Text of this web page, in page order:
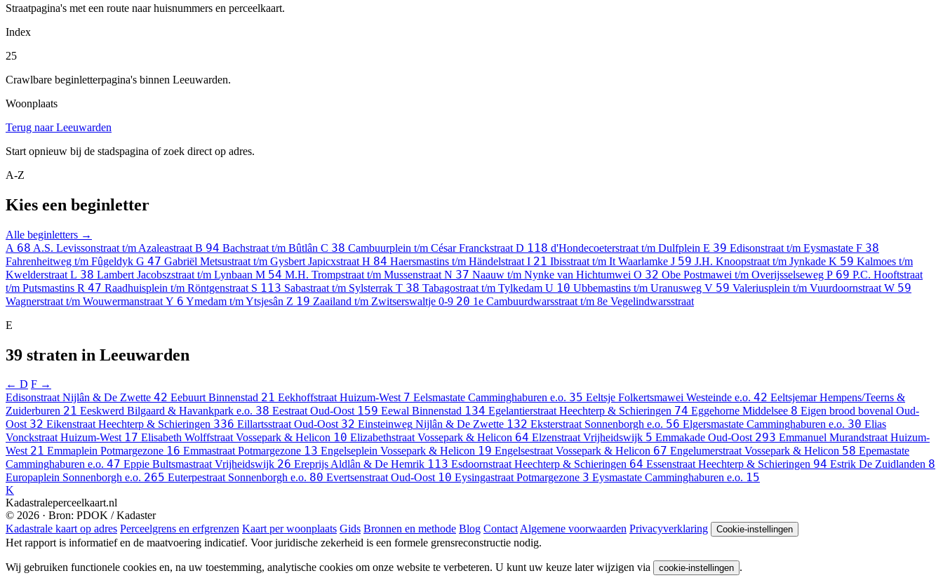
Straatpagina's met een route naar huisnummers en perceelkaart.
Index
25
Crawlbare beginletterpagina's binnen Leeuwarden.
Woonplaats
Terug naar Leeuwarden
Start opnieuw bij de stadspagina of zoek direct op adres.
A-Z
Kies een beginletter
Alle beginletters →
A 68 A.S. Levissonstraat t/m Azaleastraat B 94 Bachstraat t/m Bûtlân C 38 Cambuurplein t/m César Franckstraat D 118 d'Hondecoeterstraat t/m Dulfplein E 39 Edisonstraat t/m Eysmastate F 38
Fahrenheitweg t/m Fûgeldyk G 47 Gabriël Metsustraat t/m Gysbert Japicxstraat H 84 Haersmastins t/m Händelstraat I 21 Ibisstraat t/m It Waarlamke J 59 J.H. Knoopstraat t/m Jynkade K 59 Kalmoes t/m
Kwelderstraat L 38 Lambert Jacobszstraat t/m Lynbaan M 54 M.H. Trompstraat t/m Mussenstraat N 37 Naauw t/m Nynke van Hichtumwei O 32 Obe Postmawei t/m Overijsselseweg P 69 P.C. Hooftstraat
t/m Putsmastins R 47 Raadhuisplein t/m Röntgenstraat S 113 Sabastraat t/m Sylsterrak T 38 Tabagostraat t/m Tylkedam U 10 Ubbemastins t/m Uranusweg V 59 Valeriusplein t/m Vuurdoornstraat W 59
Wagnerstraat t/m Wouwermanstraat Y 6 Ymedam t/m Ytsjesân Z 19 Zaailand t/m Zwitserswaltje 0-9 20 1e Cambuurdwarsstraat t/m 8e Vegelindwarsstraat
E
39 straten in Leeuwarden
← D F →
Edisonstraat Nijlân & De Zwette 42 Eebuurt Binnenstad 21 Eekhoffstraat Huizum-West 7 Eelsmastate Camminghaburen e.o. 35 Eeltsje Folkertsmawei Westeinde e.o. 42 Eeltsjemar Hempens/Teerns &
Zuiderburen 21 Eeskwerd Bilgaard & Havankpark e.o. 38 Eestraat Oud-Oost 159 Eewal Binnenstad 134 Egelantierstraat Heechterp & Schieringen 74 Eggehorne Middelsee 8 Eigen brood bovenal Oud-
Oost 32 Eikenstraat Heechterp & Schieringen 336 Eillartsstraat Oud-Oost 32 Einsteinweg Nijlân & De Zwette 132 Eksterstraat Sonnenborgh e.o. 56 Elgersmastate Camminghaburen e.o. 30 Elias
Vonckstraat Huizum-West 17 Elisabeth Wolffstraat Vossepark & Helicon 10 Elizabethstraat Vossepark & Helicon 64 Elzenstraat Vrijheidswijk 5 Emmakade Oud-Oost 293 Emmanuel Murandstraat Huizum-
West 21 Emmaplein Potmargezone 16 Emmastraat Potmargezone 13 Engelseplein Vossepark & Helicon 19 Engelsestraat Vossepark & Helicon 67 Engelumerstraat Vossepark & Helicon 58 Epemastate
Camminghaburen e.o. 47 Eppie Bultsmastraat Vrijheidswijk 26 EreprijsAldlân & De Hemrik 113 Esdoornstraat Heechterp & Schieringen 64 Essenstraat Heechterp & Schieringen 94 Estrik De Zuidlanden 8
Europaplein Sonnenborgh e.o. 265 Euterpestraat Sonnenborgh e.o. 80 Evertsenstraat Oud-Oost 10 Eysingastraat Potmargezone 3 Eysmastate Camminghaburen e.o. 15
K
Kadastraleperceelkaart.nl
© 2026 · Bron: PDOK / Kadaster
Kadastrale kaart op adres Perceelgrens en erfgrenzen Kaart per woonplaats Gids Bronnen en methode Blog ContactAlgemene voorwaarden Privacyverklaring Cookie-instellingen
Het rapport is informatief en de maatvoering indicatief. Voor juridische zekerheid is een formele grensreconstructie nodig.
Wij gebruiken functionele cookies en, na uw toestemming, analytische cookies om onze website te verbeteren. U kunt uw keuze later wijzigen via cookie-instellingen .